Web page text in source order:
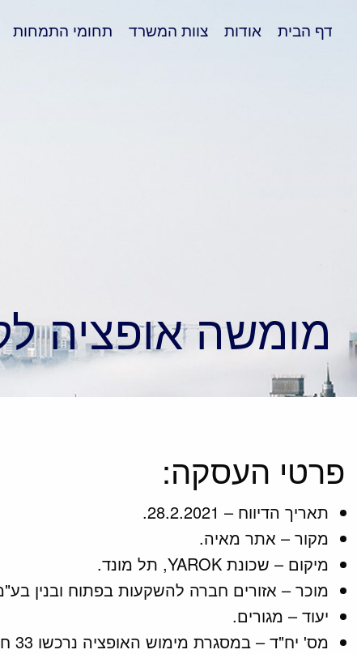
דף הבית אודות צוות המשרד תחומי התמחות
מומשה אופציה
פרטי העסקה:
תאריך הדיווח – 28.2.2021.
מקור – אתר מאיה.
מיקום – שכונת YAROK, תל מונד.
מוכר – אזורים חברה להשקעות בפתוח ובנין
יעוד – מגורים.
מס' יח"ד – במסגרת מימוש האופציה נרכשו 33 חלקות בשטח כולל של 13,000 מ"ר, לבניית 66 יחידות דיור צמודות קרקע.